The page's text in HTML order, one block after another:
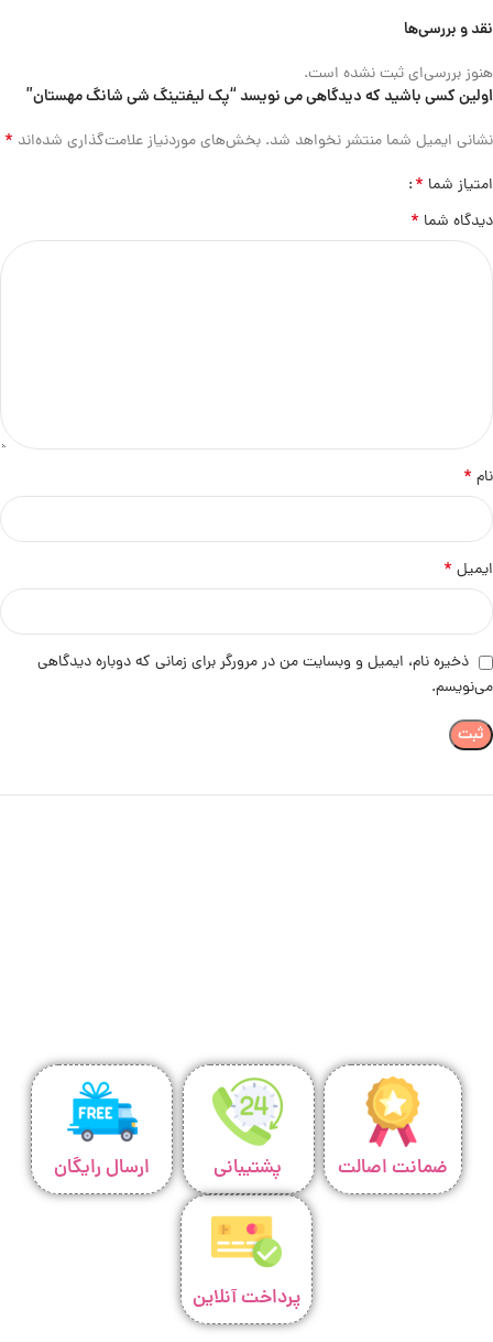
نقد و بررسی‌ها
هنوز بررسی‌ای ثبت نشده است.
اولین کسی باشید که دیدگاهی می نویسد “پک لیفتینگ شی شانگ مهستان”
نشانی ایمیل شما منتشر نخواهد شد. بخش‌های موردنیاز علامت‌گذاری شده‌اند *
امتیاز شما *
دیدگاه شما *
نام *
ایمیل *
ذخیره نام، ایمیل و وبسایت من در مرورگر برای زمانی که دوباره دیدگاهی
می‌نویسم.
ضمانت اصالت پشتیبانی ارسال رایگان
پرداخت آنلاین